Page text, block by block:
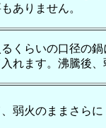
ありません。
くらいの口径の
れます。沸騰後
弱火のままさらに